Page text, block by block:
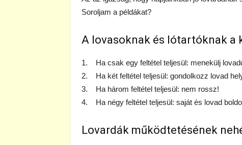
Soroljam a példákat?
A lovasoknak és lótartóknak a
1. Ha csak egy feltétel teljesül: menekülj
2. Ha két feltétel teljesül: gondolkozz lovad
3. Ha három feltétel teljesül: nem rossz!
4. Ha négy feltétel teljesül: saját és lovad
Lovardák működtetésének